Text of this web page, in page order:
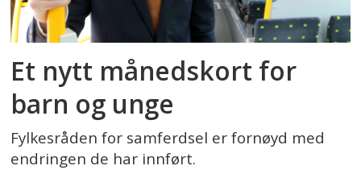
Et nytt månedskort for
barn og unge
Fylkesråden for samferdsel er fornøyd med
endringen de har innført.